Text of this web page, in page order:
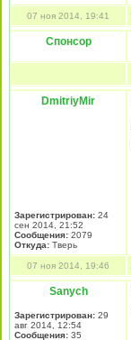
07 ноя 2014, 19:41
Спонсор
DmitriyMir
Зарегистрирован: 24
сен 2014, 21:52
Сообщения: 2079
Откуда: Тверь
07 ноя 2014, 19:46
Sanych
Зарегистрирован: 29
авг 2014, 12:54
Сообщения: 35